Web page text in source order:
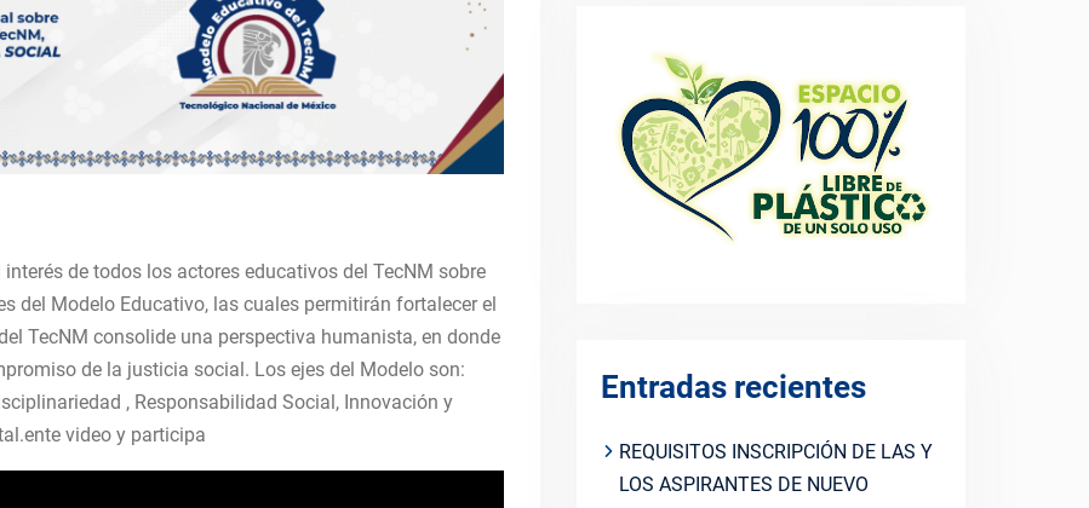
de todos los actores educativos del TecNM sobre
del Modelo Educativo, las cuales permitirán fortalecer el
TecNM consolide una perspectiva humanista, en donde
de la justicia social. Los ejes del Modelo son:
, Responsabilidad Social, Innovación y
video y participa
Entradas recientes
REQUISITOS INSCRIPCIÓN DE LAS Y
LOS ASPIRANTES DE NUEVO